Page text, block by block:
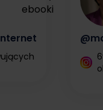
ebooki